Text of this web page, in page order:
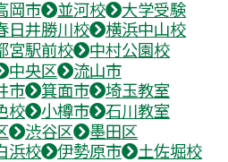
岡市 並河校
大学受験
日井勝川校
横浜中山校
宮駅前校
中村公園校
中央区
流山市
市 箕面市
埼玉教室
校 小樽市
石川教室
渋谷区
墨田区
浜校 伊勢原市
土佐堀校